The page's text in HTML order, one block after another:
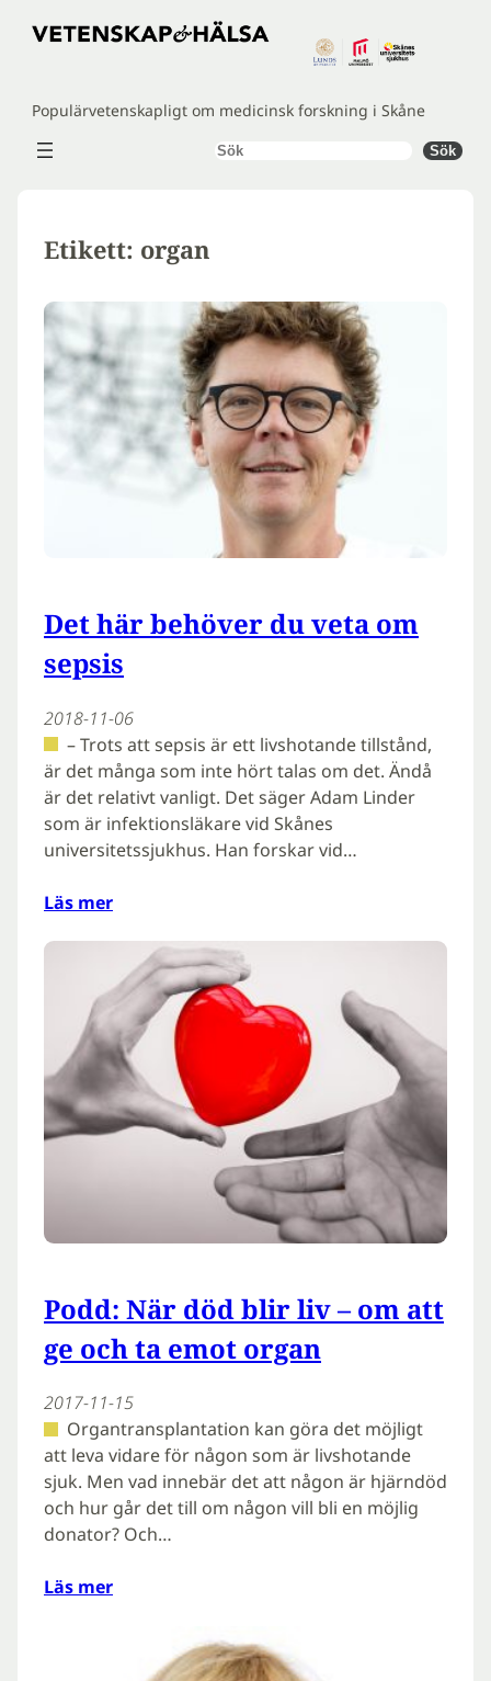
Hoppa
Populärvetenskapligt om medicinsk forskning i Skåne
Sök Sök
Etikett: organ
Det här behöver du veta om
sepsis
2018-11-06
– Trots att sepsis är ett livshotande tillstånd,
är det många som inte hört talas om det. Ändå
är det relativt vanligt. Det säger Adam Linder
som är infektionsläkare vid Skånes
universitetssjukhus. Han forskar vid…
Läs mer
Podd: När död blir liv – om att
ge och ta emot organ
2017-11-15
Organtransplantation kan göra det möjligt
att leva vidare för någon som är livshotande
sjuk. Men vad innebär det att någon är hjärndöd
och hur går det till om någon vill bli en möjlig
donator? Och…
Läs mer